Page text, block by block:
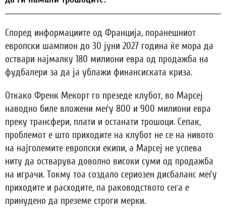
Според информациите од Франција, поранешниот
европски шампион до 30 јуни 2027 година ќе мора да
оствари најмалку 180 милиони евра од продажба на
фудбалери за да ја ублажи финансиската криза.
Откако Френк Мекорт го презеде клубот, во Марсеј
наводно биле вложени меѓу 800 и 900 милиони евра
преку трансфери, плати и останати трошоци. Сепак,
проблемот е што приходите на клубот не се на нивото
на најголемите европски екипи, а Марсеј не успева
ниту да остварува доволно високи суми од продажба
на играчи. Токму тоа создало сериозен дисбаланс меѓу
приходите и расходите, па раководството сега е
принудено да преземе строги мерки.